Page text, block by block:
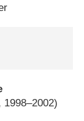
1998–2002)